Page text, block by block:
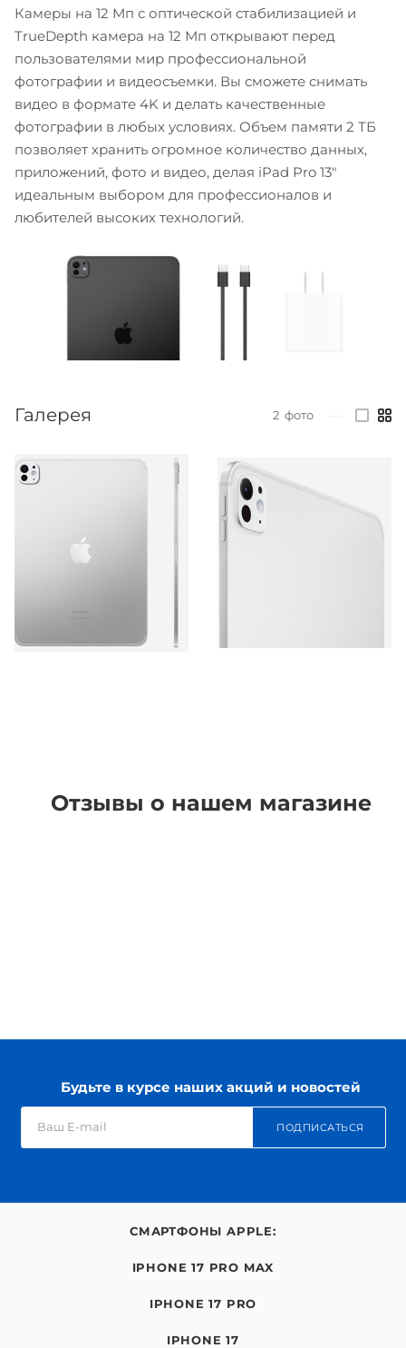
Камеры на 12 Мп с оптической стабилизацией и
TrueDepth камера на 12 Мп открывают перед
пользователями мир профессиональной
фотографии и видеосъемки. Вы сможете снимать
видео в формате 4K и делать качественные
фотографии в любых условиях. Объем памяти 2 ТБ
позволяет хранить огромное количество данных,
приложений, фото и видео, делая iPad Pro 13"
идеальным выбором для профессионалов и
любителей высоких технологий.
Галерея 2 фото
Отзывы о нашем магазине
Будьте в курсе наших акций и новостей
ПОДПИСАТЬСЯ
СМАРТФОНЫ APPLE:
IPHONE 17 PRO MAX
IPHONE 17 PRO
IPHONE 17